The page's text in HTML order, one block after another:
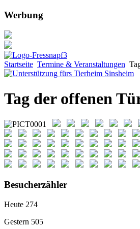
Werbung
Startseite Termine & Veranstaltungen
Tag der offenen
Besucherzähler
Heute 274
Gestern 505